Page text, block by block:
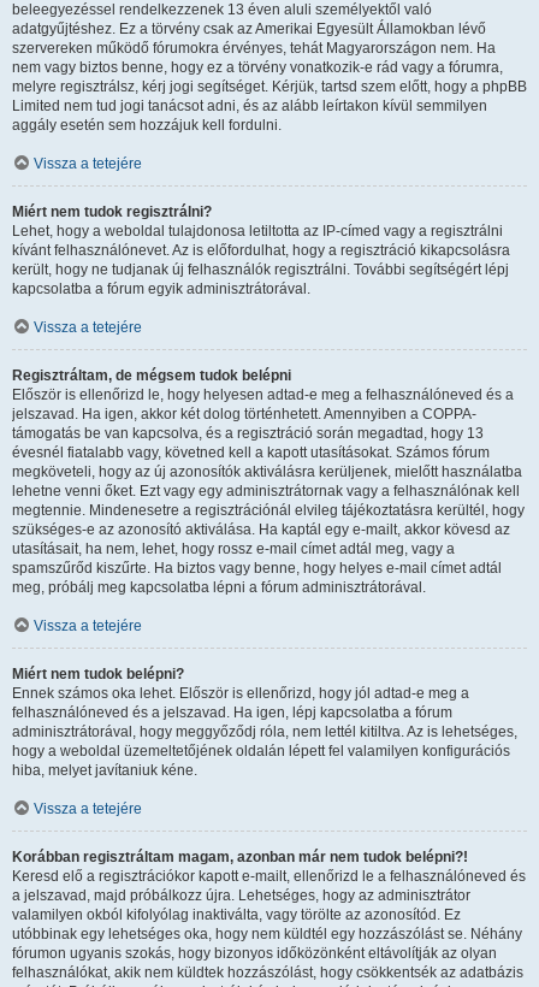
beleegyezéssel rendelkezzenek 13 éven aluli személyektől való
adatgyűjtéshez. Ez a törvény csak az Amerikai Egyesült Államokban lévő
szervereken működő fórumokra érvényes, tehát Magyarországon nem. Ha
nem vagy biztos benne, hogy ez a törvény vonatkozik-e rád vagy a fórumra,
melyre regisztrálsz, kérj jogi segítséget. Kérjük, tartsd szem előtt, hogy a phpBB
Limited nem tud jogi tanácsot adni, és az alább leírtakon kívül semmilyen
aggály esetén sem hozzájuk kell fordulni.
Vissza a tetejére
Miért nem tudok regisztrálni?
Lehet, hogy a weboldal tulajdonosa letiltotta az IP-címed vagy a regisztrálni
kívánt felhasználónevet. Az is előfordulhat, hogy a regisztráció kikapcsolásra
került, hogy ne tudjanak új felhasználók regisztrálni. További segítségért lépj
kapcsolatba a fórum egyik adminisztrátorával.
Vissza a tetejére
Regisztráltam, de mégsem tudok belépni
Először is ellenőrizd le, hogy helyesen adtad-e meg a felhasználóneved és a
jelszavad. Ha igen, akkor két dolog történhetett. Amennyiben a COPPA-
támogatás be van kapcsolva, és a regisztráció során megadtad, hogy 13
évesnél fiatalabb vagy, követned kell a kapott utasításokat. Számos fórum
megköveteli, hogy az új azonosítók aktiválásra kerüljenek, mielőtt használatba
lehetne venni őket. Ezt vagy egy adminisztrátornak vagy a felhasználónak kell
megtennie. Mindenesetre a regisztrációnál elvileg tájékoztatásra kerültél, hogy
szükséges-e az azonosító aktiválása. Ha kaptál egy e-mailt, akkor kövesd az
utasításait, ha nem, lehet, hogy rossz e-mail címet adtál meg, vagy a
spamszűrőd kiszűrte. Ha biztos vagy benne, hogy helyes e-mail címet adtál
meg, próbálj meg kapcsolatba lépni a fórum adminisztrátorával.
Vissza a tetejére
Miért nem tudok belépni?
Ennek számos oka lehet. Először is ellenőrizd, hogy jól adtad-e meg a
felhasználóneved és a jelszavad. Ha igen, lépj kapcsolatba a fórum
adminisztrátorával, hogy meggyőződj róla, nem lettél kitiltva. Az is lehetséges,
hogy a weboldal üzemeltetőjének oldalán lépett fel valamilyen konfigurációs
hiba, melyet javítaniuk kéne.
Vissza a tetejére
Korábban regisztráltam magam, azonban már nem tudok belépni?!
Keresd elő a regisztrációkor kapott e-mailt, ellenőrizd le a felhasználóneved és
a jelszavad, majd próbálkozz újra. Lehetséges, hogy az adminisztrátor
valamilyen okból kifolyólag inaktiválta, vagy törölte az azonosítód. Ez
utóbbinak egy lehetséges oka, hogy nem küldtél egy hozzászólást se. Néhány
fórumon ugyanis szokás, hogy bizonyos időközönként eltávolítják az olyan
felhasználókat, akik nem küldtek hozzászólást, hogy csökkentsék az adatbázis